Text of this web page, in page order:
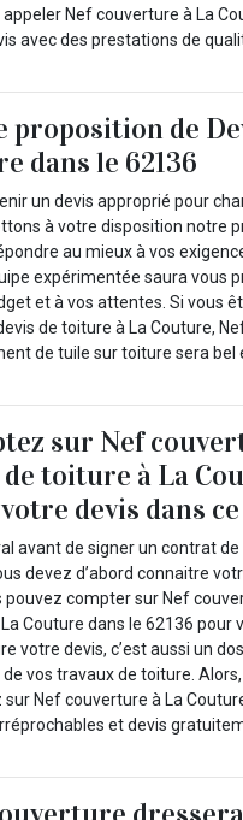
appeler Nef couverture à La
avec des prestations de
proposition de
dans le 62136
un devis approprié pour
à votre disposition notre
au mieux à vos
expérimentée saura vous
et à vos attentes. Si vous
de toiture à La Couture,
de tuile sur toiture sera bel
sur Nef
toiture à La
devis dans
avant de signer un contrat
devez d’abord connaitre
pouvez compter sur Nef
Couture dans le 62136 pour
votre devis, c’est aussi un
vos travaux de toiture.
Nef couverture à La
et devis